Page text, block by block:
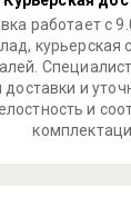
работает с
и
и